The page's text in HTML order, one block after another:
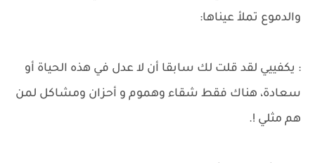
والدموع تملأ عيناها:
: يكفييي لقد قلت لك سابقا أن لا عدل في هذه الحياة أو
سعادة، هناك فقط شقاء وهموم و أحزان ومشاكل لمن
هم مثلي !.